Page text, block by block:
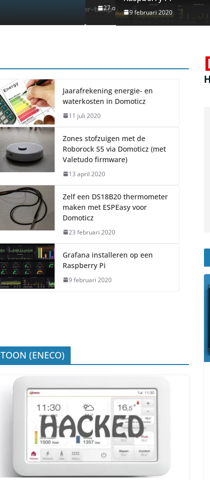
1 september 2024 Joost
9 februari 2020
Jaarafrekening energie- en
waterkosten in Domoticz
11 juli 2020
Zones stofzuigen met de
Roborock S5 via Domoticz (met
Valetudo firmware)
13 april 2020
Zelf een DS18B20 thermometer
maken met ESPEasy voor
Domoticz
23 februari 2020
Grafana installeren op een
Raspberry Pi
9 februari 2020
TOON (ENECO)